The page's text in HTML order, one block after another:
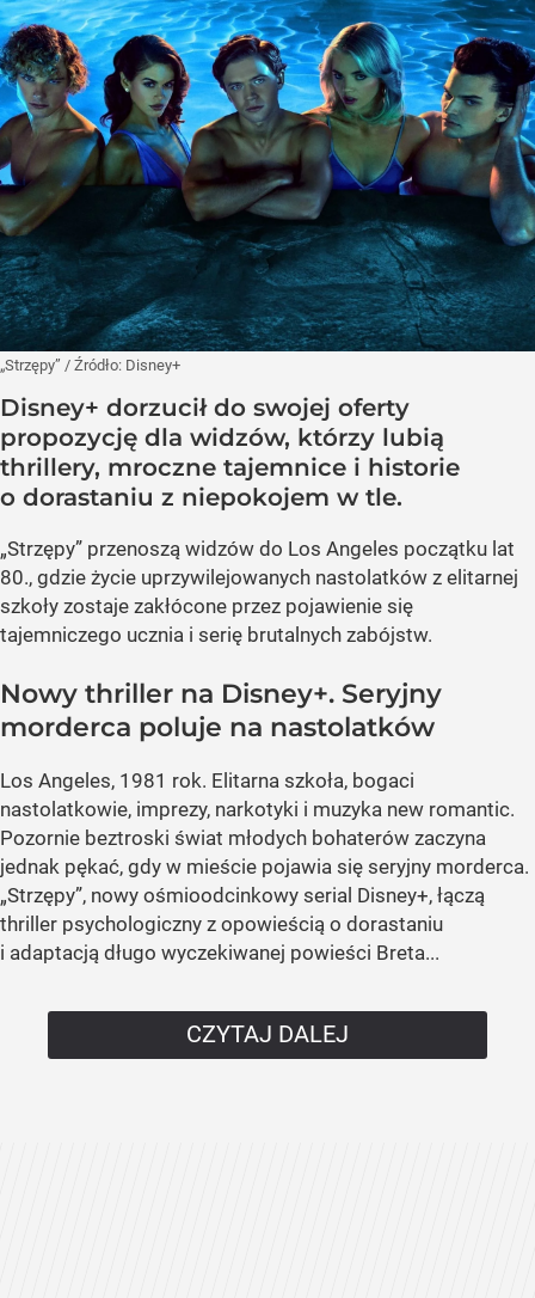
„Strzępy” / Źródło: Disney+
Disney+ dorzucił do swojej oferty
propozycję dla widzów, którzy lubią
thrillery, mroczne tajemnice i historie
o dorastaniu z niepokojem w tle.
„Strzępy” przenoszą widzów do Los Angeles początku lat
80., gdzie życie uprzywilejowanych nastolatków z elitarnej
szkoły zostaje zakłócone przez pojawienie się
tajemniczego ucznia i serię brutalnych zabójstw.
Nowy thriller na Disney+. Seryjny
morderca poluje na nastolatków
Los Angeles, 1981 rok. Elitarna szkoła, bogaci
nastolatkowie, imprezy, narkotyki i muzyka new romantic.
Pozornie beztroski świat młodych bohaterów zaczyna
jednak pękać, gdy w mieście pojawia się seryjny morderca.
„Strzępy”, nowy ośmioodcinkowy serial Disney+, łączą
thriller psychologiczny z opowieścią o dorastaniu
i adaptacją długo wyczekiwanej powieści Breta...
CZYTAJ DALEJ